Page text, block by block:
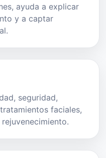
ayuda a explicar
y a captar
seguridad,
faciales,